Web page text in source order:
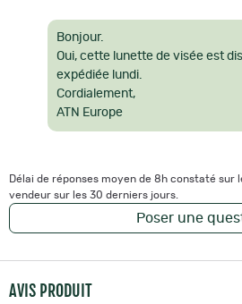
Anneaux standard pour lunette
Capuchon à dégagement rapide
Bonjour.
Oui, cette lunette de visée est
expédiée lundi.
Cordialement,
ATN Europe
Délai de réponses moyen de 8h constaté sur
vendeur sur les 30 derniers jours.
Poser une
AVIS PRODUIT